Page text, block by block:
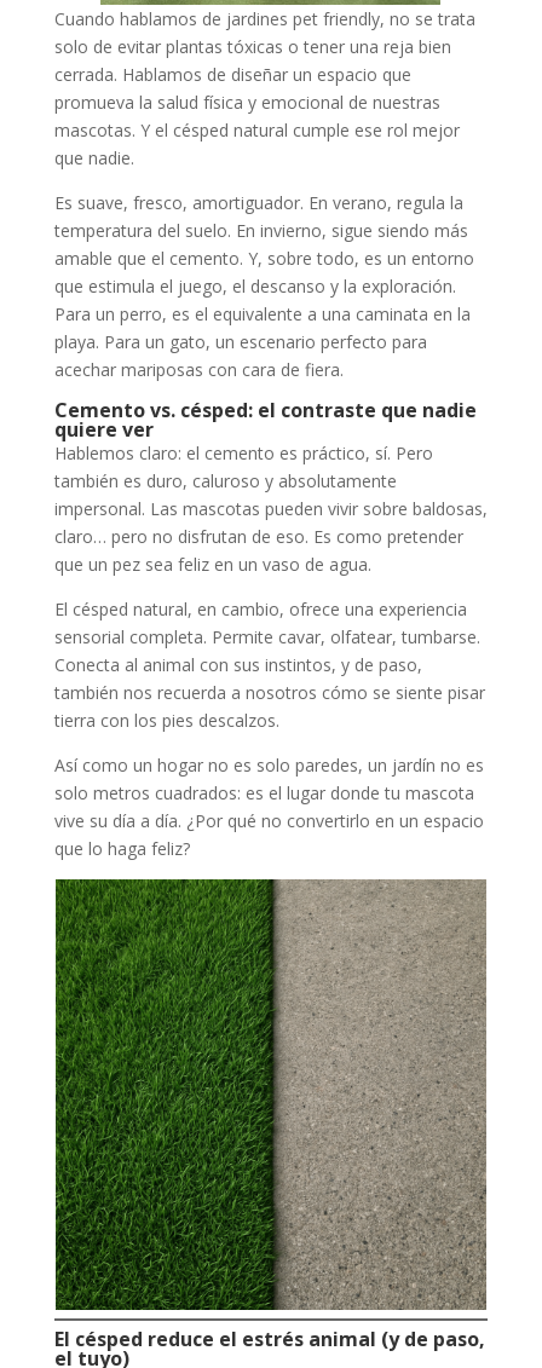
Cuando hablamos de jardines pet friendly, no se trata
solo de evitar plantas tóxicas o tener una reja bien
cerrada. Hablamos de diseñar un espacio que
promueva la salud física y emocional de nuestras
mascotas. Y el césped natural cumple ese rol mejor
que nadie.
Es suave, fresco, amortiguador. En verano, regula la
temperatura del suelo. En invierno, sigue siendo más
amable que el cemento. Y, sobre todo, es un entorno
que estimula el juego, el descanso y la exploración.
Para un perro, es el equivalente a una caminata en la
playa. Para un gato, un escenario perfecto para
acechar mariposas con cara de fiera.
Cemento vs. césped: el contraste que nadie
quiere ver
Hablemos claro: el cemento es práctico, sí. Pero
también es duro, caluroso y absolutamente
impersonal. Las mascotas pueden vivir sobre baldosas,
claro… pero no disfrutan de eso. Es como pretender
que un pez sea feliz en un vaso de agua.
El césped natural, en cambio, ofrece una experiencia
sensorial completa. Permite cavar, olfatear, tumbarse.
Conecta al animal con sus instintos, y de paso,
también nos recuerda a nosotros cómo se siente pisar
tierra con los pies descalzos.
Así como un hogar no es solo paredes, un jardín no es
solo metros cuadrados: es el lugar donde tu mascota
vive su día a día. ¿Por qué no convertirlo en un espacio
que lo haga feliz?
El césped reduce el estrés animal (y de paso,
el tuyo)